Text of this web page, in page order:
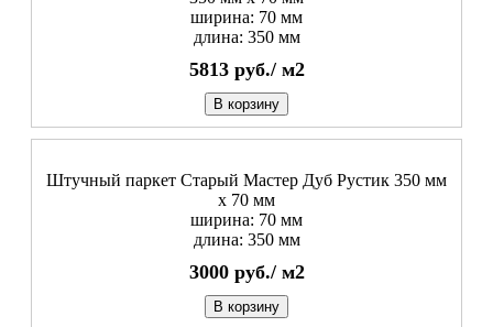
ширина: 70 мм
длина: 350 мм
5813 руб./ м2
В корзину
Штучный паркет Старый Мастер Дуб Рустик 350 мм
х 70 мм
ширина: 70 мм
длина: 350 мм
3000 руб./ м2
В корзину